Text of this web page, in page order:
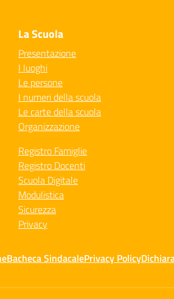
La Scuola
Presentazione
I luoghi
Le persone
I numeri della scuola
Le carte della scuola
Organizzazione
Registro Famiglie
Registro Docenti
Scuola Digitale
Modulistica
Sicurezza
Privacy
Bacheca SindacalePrivacy Policy